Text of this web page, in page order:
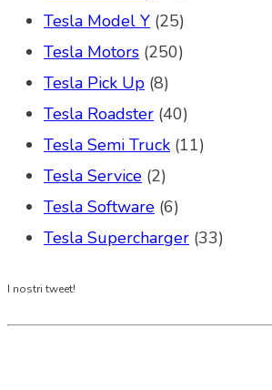
Tesla Model Y (25)
Tesla Motors (250)
Tesla Pick Up (8)
Tesla Roadster (40)
Tesla Semi Truck (11)
Tesla Service (2)
Tesla Software (6)
Tesla Supercharger (33)
I nostri tweet!